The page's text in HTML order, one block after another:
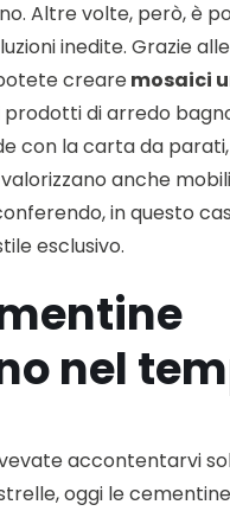
Altre volte, però, è
inedite. Grazie alle
crearemosaici
di arredo
con la carta da
anche
in questo
esclusivo.
nel
accontentarvi
oggi le